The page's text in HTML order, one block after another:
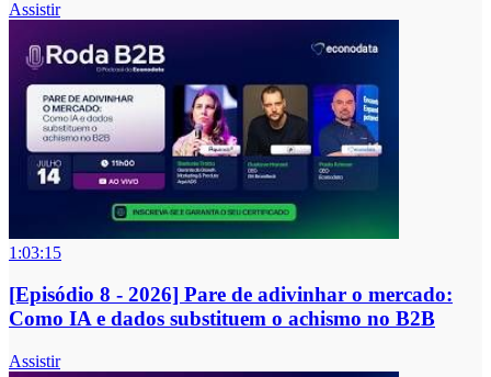
Assistir
1:03:15
[Episódio 8 - 2026] Pare de adivinhar o mercado:
Como IA e dados substituem o achismo no B2B
Assistir